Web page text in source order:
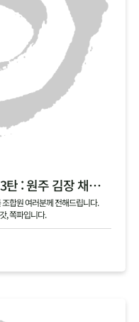
[두레생협 농산팀 특파원 보고 3탄 : 원주 김장 채소 필지 점검 현황 공유]
합원 여러분께 전해드립니다.
, 쪽파입니다.